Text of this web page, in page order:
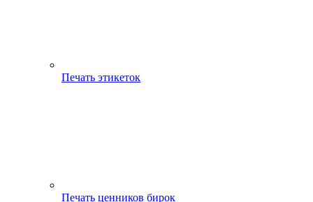
Печать этикеток
Печать ценников бирок